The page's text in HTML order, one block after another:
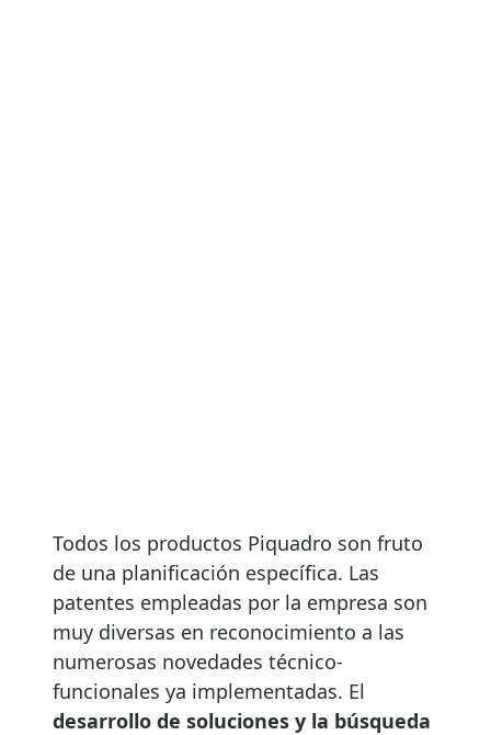
Todos los productos Piquadro son fruto
de una planificación específica. Las
patentes empleadas por la empresa son
muy diversas en reconocimiento a las
numerosas novedades técnico-
funcionales ya implementadas. El
desarrollo de soluciones y la búsqueda